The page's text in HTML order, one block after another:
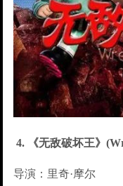
4. 《无敌破坏王》
导演：里奇·摩尔